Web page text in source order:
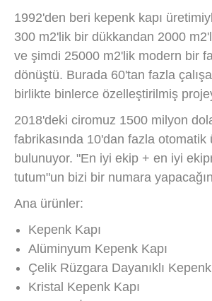
1992'den beri kepenk kapı
300 m2'lik bir dükkandan 2000
ve şimdi 25000 m2'lik modern bir
dönüştü. Burada 60'tan fazla
birlikte binlerce özelleştirilmiş
2018'deki ciromuz 1500 milyon
fabrikasında 10'dan fazla otomatik
bulunuyor. "En iyi ekip + en iyi
tutum"un bizi bir numara
Ana ürünler:
Kepenk Kapı
Alüminyum Kepenk Kapı
Çelik Rüzgara Dayanıklı Kepenk
Kristal Kepenk Kapı